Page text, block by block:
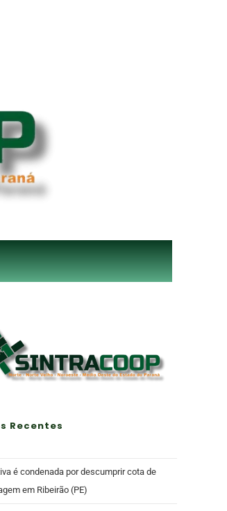
Recentes
é condenada por descumprir cota de
em Ribeirão (PE)